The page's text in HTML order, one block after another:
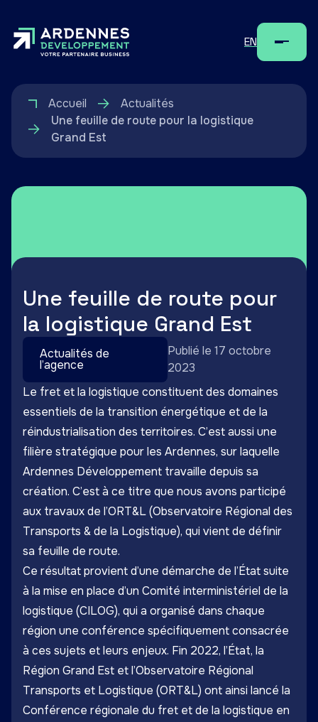
EN Menu
Accueil
Actualités
Une feuille de route pour la logistique
Grand Est
Une feuille de route pour
la logistique Grand Est
Actualités de
l’agence
Publié le 17 octobre
2023
Le fret et la logistique constituent des domaines
essentiels de la transition énergétique et de la
réindustrialisation des territoires. C’est aussi une
filière stratégique pour les Ardennes, sur laquelle
Ardennes Développement travaille depuis sa
création. C’est à ce titre que nous avons participé
aux travaux de l’ORT&L (Observatoire Régional des
Transports & de la Logistique), qui vient de définir
sa feuille de route.
Ce résultat provient d’une démarche de l’État suite
à la mise en place d’un Comité interministériel de la
logistique (CILOG), qui a organisé dans chaque
région une conférence spécifiquement consacrée
à ces sujets et leurs enjeux. Fin 2022, l’État, la
Région Grand Est et l’Observatoire Régional
Transports et Logistique (ORT&L) ont ainsi lancé la
Conférence régionale du fret et de la logistique en